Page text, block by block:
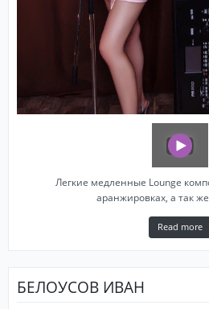
Легкие медленные Lounge
аранжировках, а так же
Read more
БЕЛОУСОВ ИВАН